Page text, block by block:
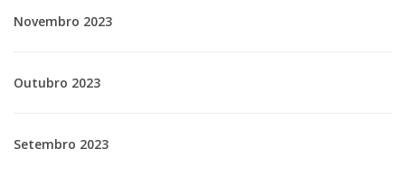
Novembro 2023
Outubro 2023
Setembro 2023